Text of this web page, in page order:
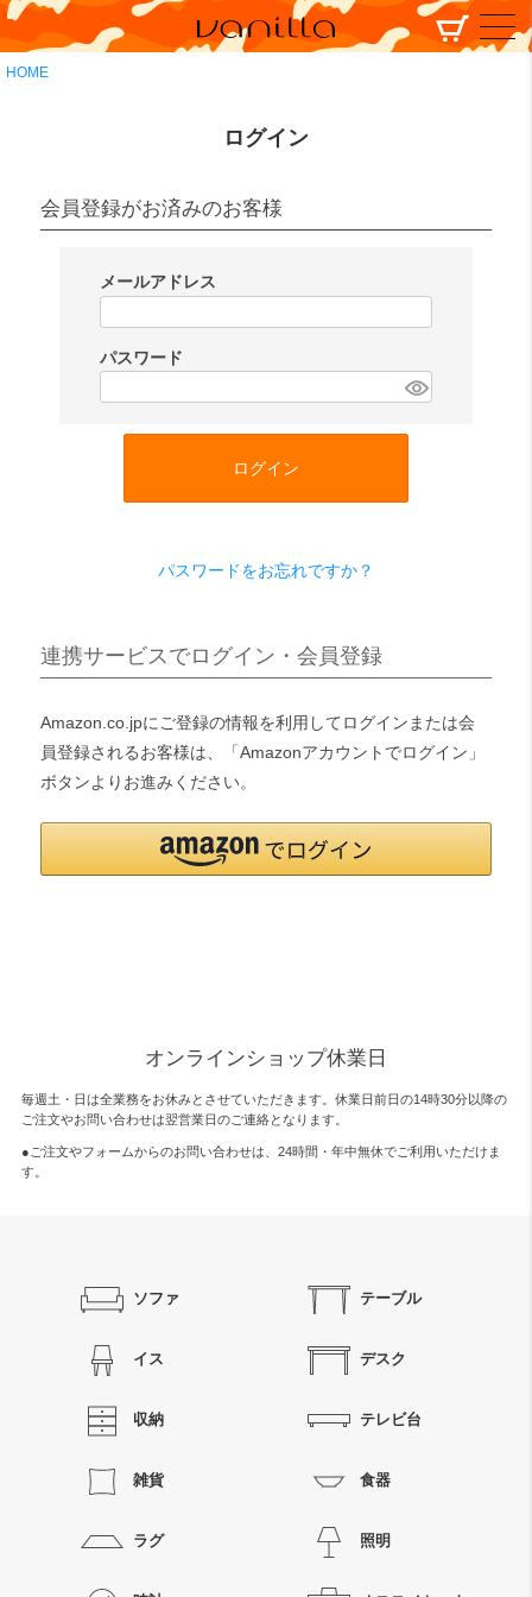
HOME
ログイン
会員登録がお済みのお客様
メールアドレス
須
パスワード
ログイン
パスワードをお忘れですか？
連携サービスでログイン・会員登録
Amazon.co.jpにご登録の情報を利用してログインまたは会
員登録されるお客様は、「Amazonアカウントでログイン」
ボタンよりお進みください。
オンラインショップ休業日
毎週土・日は全業務をお休みとさせていただきます。休業日前日の14時30分以降の
ご注文やお問い合わせは翌営業日のご連絡となります。
●ご注文やフォームからのお問い合わせは、 24時間・年中無休でご利用いただけま
す。
ソファ テーブル
イス デスク
収納 テレビ台
雑貨 食器
ラグ 照明